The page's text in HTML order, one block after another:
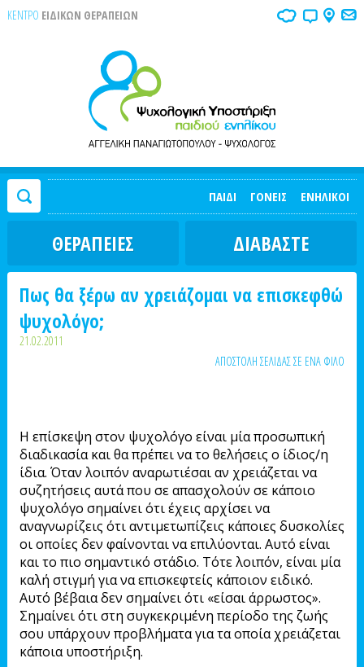
ΚΕΝΤΡΟ ΕΙΔΙΚΩΝ ΘΕΡΑΠΕΙΩΝ
ΠΑΙΔΙ ΓΟΝΕΙΣ ΕΝΗΛΙΚΟΙ
ΘΕΡΑΠΕΙΕΣ ΔΙΑΒΑΣΤΕ
Πως θα ξέρω αν χρειάζομαι να επισκεφθώ
ψυχολόγο;
21.02.2011
ΑΠΟΣΤΟΛΗ ΣΕΛΙΔΑΣ ΣΕ ΕΝΑ ΦΙΛΟ
Η επίσκεψη στον ψυχολόγο είναι μία προσωπική
διαδικασία και θα πρέπει να το θελήσεις ο ίδιος/η
ίδια. Όταν λοιπόν αναρωτιέσαι αν χρειάζεται να
συζητήσεις αυτά που σε απασχολούν σε κάποιο
ψυχολόγο σημαίνει ότι έχεις αρχίσει να
αναγνωρίζεις ότι αντιμετωπίζεις κάποιες δυσκολίες
οι οποίες δεν φαίνονται να επιλύονται. Αυτό είναι
και το πιο σημαντικό στάδιο. Τότε λοιπόν, είναι μία
καλή στιγμή για να επισκεφτείς κάποιον ειδικό.
Αυτό βέβαια δεν σημαίνει ότι «είσαι άρρωστος».
Σημαίνει ότι στη συγκεκριμένη περίοδο της ζωής
σου υπάρχουν προβλήματα για τα οποία χρειάζεται
κάποια υποστήριξη.